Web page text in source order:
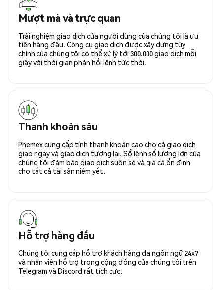
Mượt mà và trực quan
Trải nghiệm giao dịch của người dùng của chúng tôi là ưu
tiên hàng đầu. Công cụ giao dịch được xây dựng tùy
chỉnh của chúng tôi có thể xử lý tới 300.000 giao dịch mỗi
giây với thời gian phản hồi lệnh tức thời.
Thanh khoản sâu
Phemex cung cấp tính thanh khoản cao cho cả giao dịch
giao ngay và giao dịch tương lai. Sổ lệnh số lượng lớn của
chúng tôi đảm bảo giao dịch suôn sẻ và giá cả ổn định
cho tất cả tài sản niêm yết.
Hỗ trợ hàng đầu
Chúng tôi cung cấp hỗ trợ khách hàng đa ngôn ngữ 24x7
và nhân viên hỗ trợ trong cộng đồng của chúng tôi trên
Telegram và Discord rất tích cực.